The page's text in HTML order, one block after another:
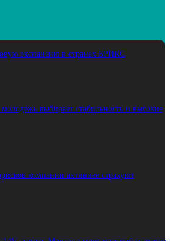
экспансию в странах БРИКС
выбирает стабильность и высокие
компании активнее страхуют